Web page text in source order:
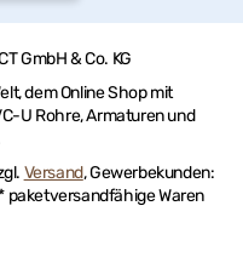
GmbH & Co. KG
dem Online Shop mit
U Rohre, Armaturen und
Versand, Gewerbekunden:
paketversandfähige Waren